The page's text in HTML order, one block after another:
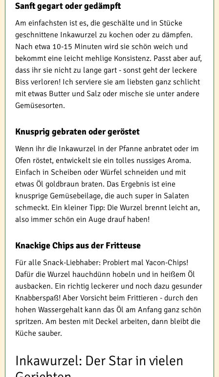
Sanft gegart oder gedämpft
Am einfachsten ist es, die geschälte und in Stücke
geschnittene Inkawurzel zu kochen oder zu dämpfen.
Nach etwa 10-15 Minuten wird sie schön weich und
bekommt eine leicht mehlige Konsistenz. Passt aber auf,
dass ihr sie nicht zu lange gart - sonst geht der leckere
Biss verloren! Ich serviere sie am liebsten ganz schlicht
mit etwas Butter und Salz oder mische sie unter andere
Gemüsesorten.
Knusprig gebraten oder geröstet
Wenn ihr die Inkawurzel in der Pfanne anbratet oder im
Ofen röstet, entwickelt sie ein tolles nussiges Aroma.
Einfach in Scheiben oder Würfel schneiden und mit
etwas Öl goldbraun braten. Das Ergebnis ist eine
knusprige Gemüsebeilage, die auch super in Salaten
schmeckt. Ein kleiner Tipp: Die Wurzel brennt leicht an,
also immer schön ein Auge drauf haben!
Knackige Chips aus der Fritteuse
Für alle Snack-Liebhaber: Probiert mal Yacon-Chips!
Dafür die Wurzel hauchdünn hobeln und in heißem Öl
ausbacken. Ein richtig leckerer und noch dazu gesunder
Knabberspaß! Aber Vorsicht beim Frittieren - durch den
hohen Wassergehalt kann das Öl am Anfang ganz schön
spritzen. Am besten mit Deckel arbeiten, dann bleibt die
Küche sauber.
Inkawurzel: Der Star in vielen